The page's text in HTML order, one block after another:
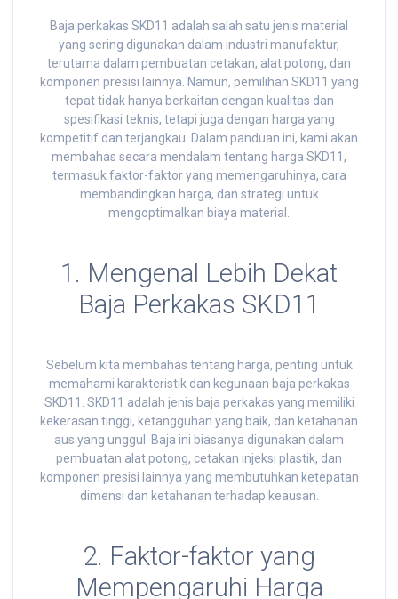
Baja perkakas SKD11 adalah salah satu jenis material
yang sering digunakan dalam industri manufaktur,
terutama dalam pembuatan cetakan, alat potong, dan
komponen presisi lainnya. Namun, pemilihan SKD11 yang
tepat tidak hanya berkaitan dengan kualitas dan
spesifikasi teknis, tetapi juga dengan harga yang
kompetitif dan terjangkau. Dalam panduan ini, kami akan
membahas secara mendalam tentang harga SKD11,
termasuk faktor-faktor yang memengaruhinya, cara
membandingkan harga, dan strategi untuk
mengoptimalkan biaya material.
1. Mengenal Lebih Dekat
Baja Perkakas SKD11
Sebelum kita membahas tentang harga, penting untuk
memahami karakteristik dan kegunaan baja perkakas
SKD11. SKD11 adalah jenis baja perkakas yang memiliki
kekerasan tinggi, ketangguhan yang baik, dan ketahanan
aus yang unggul. Baja ini biasanya digunakan dalam
pembuatan alat potong, cetakan injeksi plastik, dan
komponen presisi lainnya yang membutuhkan ketepatan
dimensi dan ketahanan terhadap keausan.
2. Faktor-faktor yang
Mempengaruhi Harga